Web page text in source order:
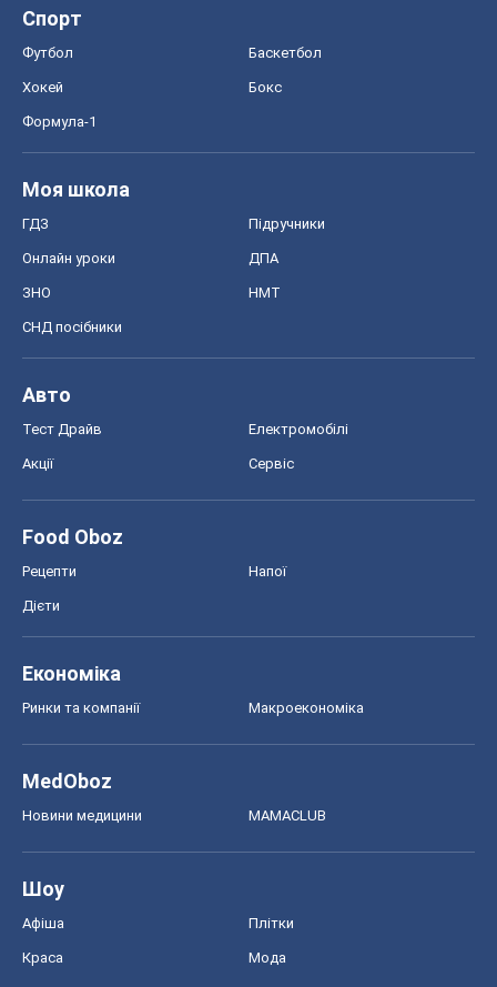
Спорт
Футбол Баскетбол
Хокей Бокс
Формула-1
Моя школа
ГДЗ Підручники
Онлайн уроки ДПА
ЗНО НМТ
СНД посібники
Авто
Тест Драйв Електромобілі
Акції Сервіс
Food Oboz
Рецепти Напої
Дієти
Економіка
Ринки та компанії Макроекономіка
MedOboz
Новини медицини MAMACLUB
Шоу
Афіша Плітки
Краса Мода